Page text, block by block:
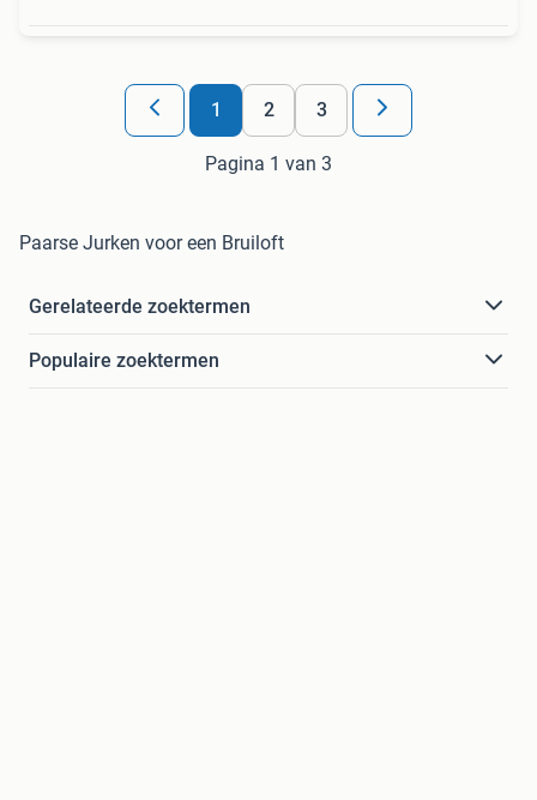
1 2 3
Pagina 1 van 3
Paarse Jurken voor een Bruiloft
Gerelateerde zoektermen
Populaire zoektermen